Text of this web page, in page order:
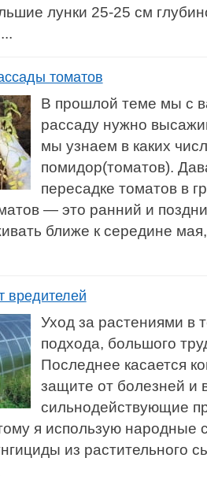
лунки 25-25 см
томатов
В прошлой теме мы с
рассаду нужно
мы узнаем в каких
помидор(томатов).
пересадке томатов в
— это ранний и
ближе к середине
вредителей
Уход за растениями в
подхода, большого
Последнее касается
защите от болезней и
сильнодействующие
я использую
из растительного